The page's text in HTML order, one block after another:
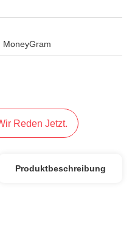
MoneyGram
Reden Jetzt.
Produktbeschreibung